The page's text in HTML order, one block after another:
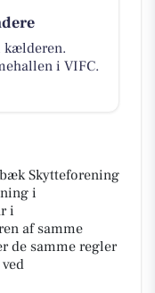
kælderen.
i VIFC.
Skytteforening
i
i
af samme
de samme regler